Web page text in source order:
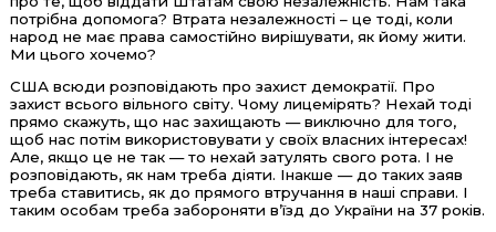
потрібна допомога? Втрата незалежності – це тоді, коли
народ не має права самостійно вирішувати, як йому жити.
Ми цього хочемо?
США всюди розповідають про захист демократії. Про
захист всього вільного світу. Чому лицемірять? Нехай тоді
прямо скажуть, що нас захищають — виключно для того,
щоб нас потім використовувати у своїх власних інтересах!
Але, якщо це не так — то нехай затулять свого рота. І не
розповідають, як нам треба діяти. Інакше — до таких заяв
треба ставитись, як до прямого втручання в наші справи. І
таким особам треба забороняти в’їзд до України на 37 років.